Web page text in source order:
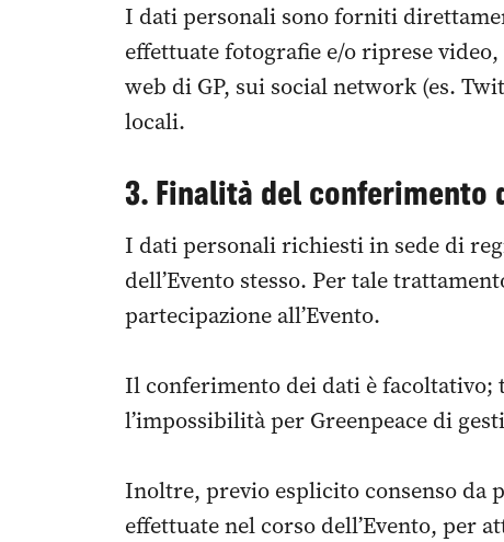
I dati personali sono forniti
effettuate fotografie e/o riprese
web di GP, sui social network (es.
locali.
3. Finalità del conferimento
I dati personali richiesti in sede di
dell’Evento stesso. Per tale
partecipazione all’Evento.
Il conferimento dei dati è
l’impossibilità per Greenpeace di
Inoltre, previo esplicito consenso da
effettuate nel corso dell’Evento, per